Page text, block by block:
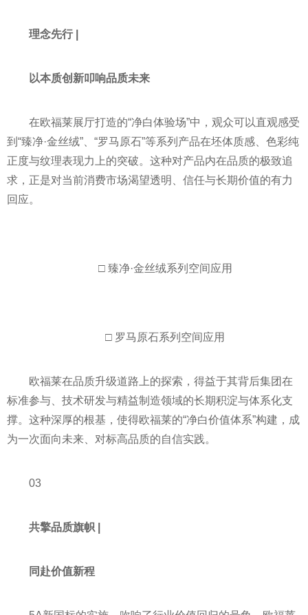
理念先行 |
以本质创新叩响品质未来
在欧福莱展厅打造的“净白体验场”中，观众可以直观感受
到“臻净·金丝绒”、“罗马原石”等系列产品在坯体质感、色彩纯
正度与纹理表现力上的突破。这种对产品内在品质的极致追
求，正是对当前消费市场渴望透明、信任与长期价值的有力
回应。
□ 臻净·金丝绒系列空间应用
□ 罗马原石系列空间应用
欧福莱在品质升级道路上的探索，得益于其背后集团在
标准参与、技术研发与精益制造领域的长期积淀与体系化支
撑。这种深厚的根基，使得欧福莱的“净白价值体系”构建，成
为一次面向未来、对标高品质的自信实践。
03
共擎品质旗帜 |
同赴价值新程